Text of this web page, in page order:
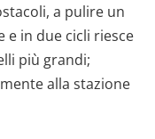
a pulire un
in due cicli riesce
più grandi;
alla stazione